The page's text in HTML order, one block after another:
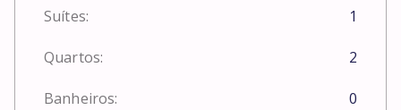
Suítes: 1
Quartos: 2
Banheiros: 0